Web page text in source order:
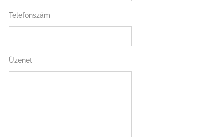
Telefonszám
Üzenet